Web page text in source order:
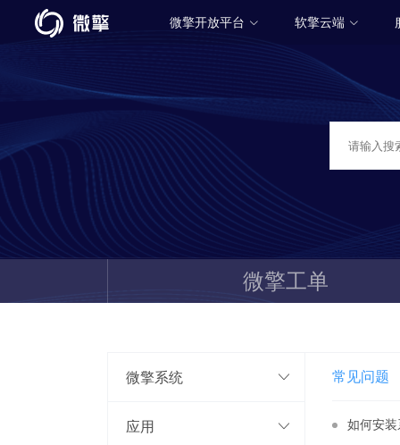
微擎开放平台 软擎云端
微擎工单
微擎系统
应用
常见问题
如何安